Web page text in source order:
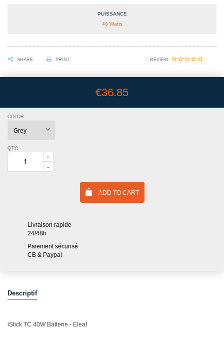
PUISSANCE
40 Watts
SHARE PRINT REVIEW:
€36.85
COLOR :
QTY:
ADD TO CART
Livraison rapide
24/48h
Paiement sécurisé
CB & Paypal
Descriptif
iStick TC 40W Batterie - Eleaf